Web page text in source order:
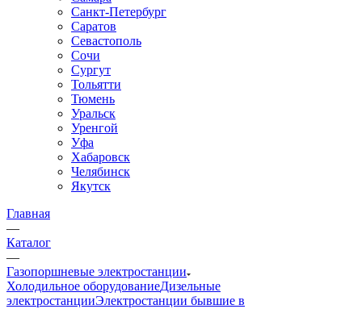
Санкт-Петербург
Саратов
Севастополь
Сочи
Сургут
Тольятти
Тюмень
Уральск
Уренгой
Уфа
Хабаровск
Челябинск
Якутск
Главная
—
Каталог
—
Газопоршневые электростанции
Холодильное оборудованиеДизельные
электростанцииЭлектростанции бывшие в